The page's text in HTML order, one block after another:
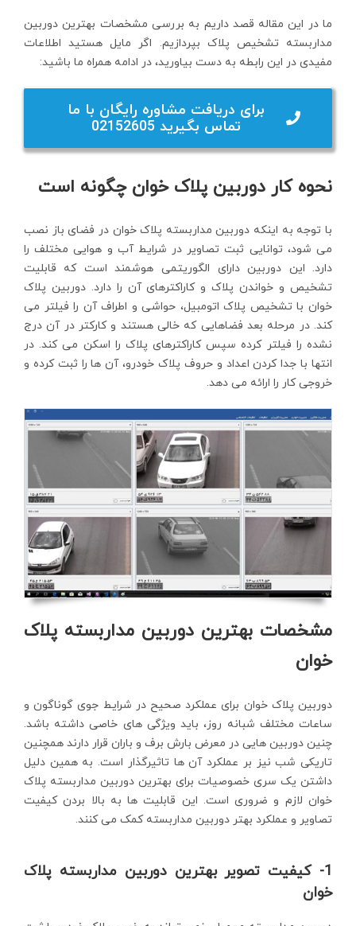
ما در این مقاله قصد داریم به بررسی مشخصات بهترین دوربین
مداربسته تشخیص پلاک بپردازیم. اگر مایل هستید اطلاعات
مفیدی در این رابطه به دست بیاورید، در ادامه همراه ما باشید:
برای دریافت مشاوره رایگان با ما
تماس بگیرید 02152605
نحوه کار دوربین پلاک خوان چگونه است
با توجه به اینکه دوربین مداربسته پلاک خوان در فضای باز نصب
می شود، توانایی ثبت تصاویر در شرایط آب و هوایی مختلف را
دارد. این دوربین دارای الگوریتمی هوشمند است که قابلیت
تشخیص و خواندن پلاک و کاراکترهای آن را دارد. دوربین پلاک
خوان با تشخیص پلاک اتومبیل، حواشی و اطراف آن را فیلتر می
کند. در مرحله بعد فضاهایی که خالی هستند و کارکتر در آن درج
نشده را فیلتر کرده سپس کاراکترهای پلاک را اسکن می کند. در
انتها با جدا کردن اعداد و حروف پلاک خودرو، آن ها را ثبت کرده و
خروجی کار را ارائه می دهد.
مشخصات بهترین دوربین مداربسته پلاک
خوان
دوربین پلاک خوان برای عملکرد صحیح در شرایط جوی گوناگون و
ساعات مختلف شبانه روز، باید ویژگی های خاصی داشته باشد.
چنین دوربین هایی در معرض بارش برف و باران قرار دارند همچنین
تاریکی شب نیز بر عملکرد آن ها تاثیرگذار است. به همین دلیل
داشتن یک سری خصوصیات برای بهترین دوربین مداربسته پلاک
خوان لازم و ضروری است. این قابلیت ها به بالا بردن کیفیت
تصاویر و عملکرد بهتر دوربین مداربسته کمک می کنند.
1- کیفیت تصویر بهترین دوربین مداربسته پلاک
خوان